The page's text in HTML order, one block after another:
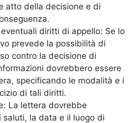
atto della decisione e di
diritti di appello: Se lo
prevede la possibilità di
contro la decisione di
dovrebbero essere
specificando le modalità e i
di tali diritti.
La lettera dovrebbe
saluti, la data e il luogo di